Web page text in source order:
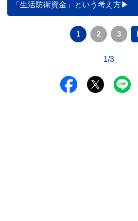
「生活防衛資金」という考え方
1 2 3
1/3